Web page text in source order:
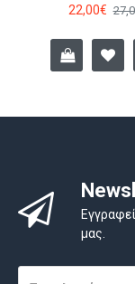
22,00€
μας.